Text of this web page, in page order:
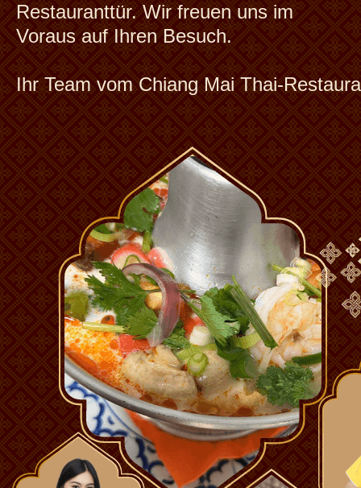
Allgemein
Online bestellen
Impressum
Kontakt
AGB
Lieferservice
Datenschutz
Restauranttür. Wir freuen uns im
Voraus auf Ihren Besuch.
Ihr Team vom Chiang Mai Thai-